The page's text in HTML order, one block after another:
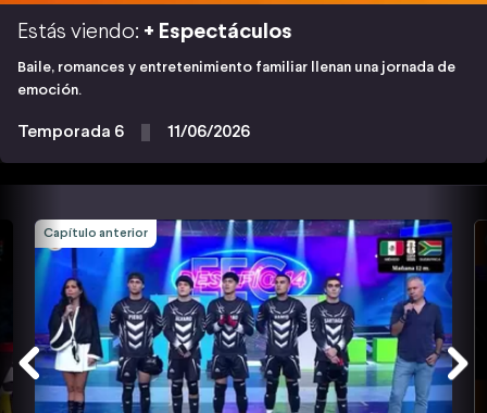
Estás viendo: + Espectáculos
Baile, romances y entretenimiento familiar llenan una jornada de
emoción.
Temporada 6 11/06/2026
Capítulo anterior